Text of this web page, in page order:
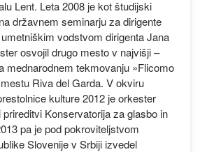
Lent. Leta 2008 je kot študijski
državnem seminarju za dirigente
vodstvom dirigenta Jana
osvojil drugo mesto v najvišji –
mednarodnem tekmovanju »Flicomo
Riva del Garda. V okviru
kulture 2012 je orkester
Konservatorija za glasbo in
pa je pod pokroviteljstvom
Slovenije v Srbiji izvedel